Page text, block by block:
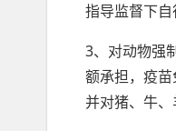
指导监督下自
3、对动物强
额承担，疫
并对猪、牛